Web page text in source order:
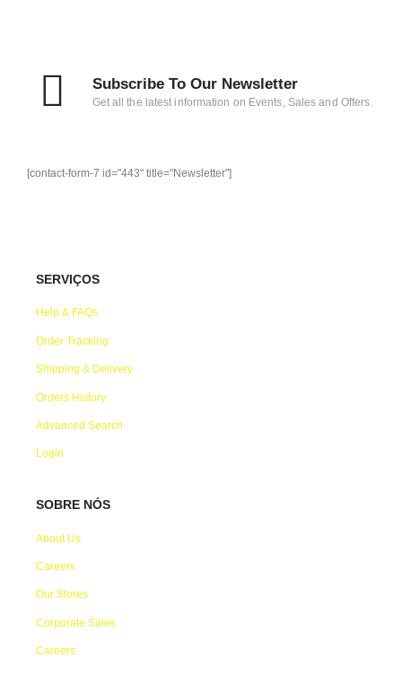
Subscribe To Our Newsletter
Get all the latest information on Events, Sales and Offers.
[contact-form-7 id="443" title="Newsletter"]
SERVIÇOS
Help & FAQs
Order Tracking
Shipping & Delivery
Orders History
Advanced Search
Login
SOBRE NÓS
About Us
Careers
Our Stores
Corporate Sales
Careers